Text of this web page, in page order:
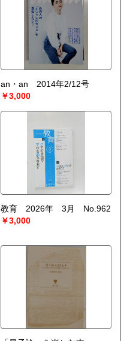
an・an 2014年2/12号
￥3,000
教育 2026年 3月 No.962
￥3,000